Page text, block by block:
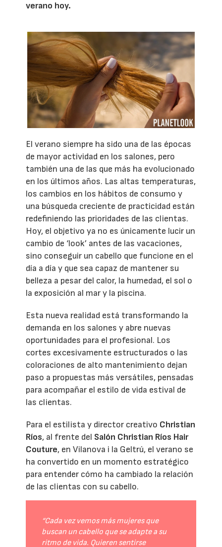
verano hoy.
El verano siempre ha sido una de las épocas
de mayor actividad en los salones, pero
también una de las que más ha evolucionado
en los últimos años. Las altas temperaturas,
los cambios en los hábitos de consumo y
una búsqueda creciente de practicidad están
redefiniendo las prioridades de las clientas.
Hoy, el objetivo ya no es únicamente lucir un
cambio de ‘look’ antes de las vacaciones,
sino conseguir un cabello que funcione en el
día a día y que sea capaz de mantener su
belleza a pesar del calor, la humedad, el sol o
la exposición al mar y la piscina.
Esta nueva realidad está transformando la
demanda en los salones y abre nuevas
oportunidades para el profesional. Los
cortes excesivamente estructurados o las
coloraciones de alto mantenimiento dejan
paso a propuestas más versátiles, pensadas
para acompañar el estilo de vida estival de
las clientas.
Para el estilista y director creativo Christian
Ríos, al frente del Salón Christian Ríos Hair
Couture, en Vilanova i la Geltrú, el verano se
ha convertido en un momento estratégico
para entender cómo ha cambiado la relación
de las clientas con su cabello.
“Cada vez vemos más mujeres que
buscan un cabello que se adapte a su
ritmo de vida. Quieren sentirse